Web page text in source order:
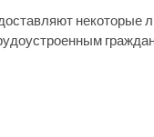
некоторые